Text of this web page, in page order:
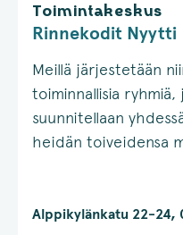
Toimintakeskus
Rinnekodit Nyytti
Meillä järjestetään
toiminnallisia
suunnitellaan
heidän toiveidensa
Alppikylänkatu 22-24,